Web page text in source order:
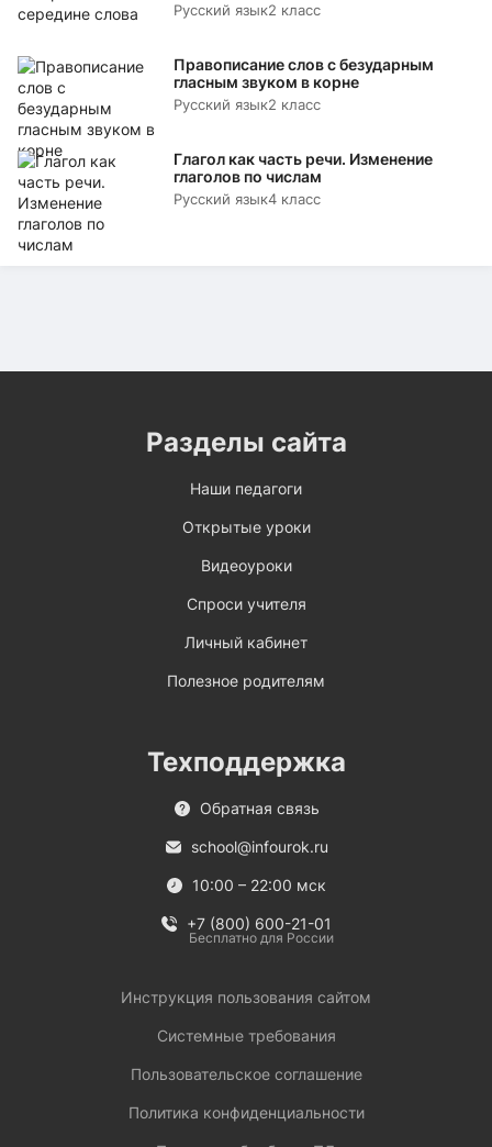
Русский язык2 класс
Правописание слов с безударным
гласным звуком в корне
Русский язык2 класс
Глагол как часть речи. Изменение
глаголов по числам
Русский язык4 класс
Разделы сайта
Наши педагоги
Открытые уроки
Видеоуроки
Спроси учителя
Личный кабинет
Полезное родителям
Техподдержка
Обратная связь
school@infourok.ru
10:00 – 22:00 мск
+7 (800) 600-21-01
Бесплатно для России
Инструкция пользования сайтом
Системные требования
Пользовательское соглашение
Политика конфиденциальности